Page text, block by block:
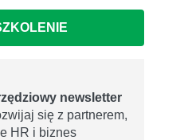
newsletter
się z partnerem,
HR i biznes